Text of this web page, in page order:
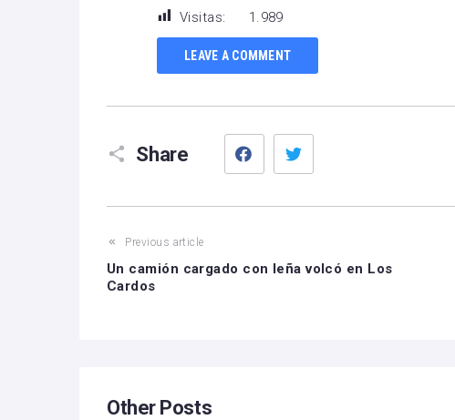
Visitas: 1.989
LEAVE A COMMENT
Share
Facebook
Previous article
Un camión cargado con leña volcó en Los
Cardos
Other Posts